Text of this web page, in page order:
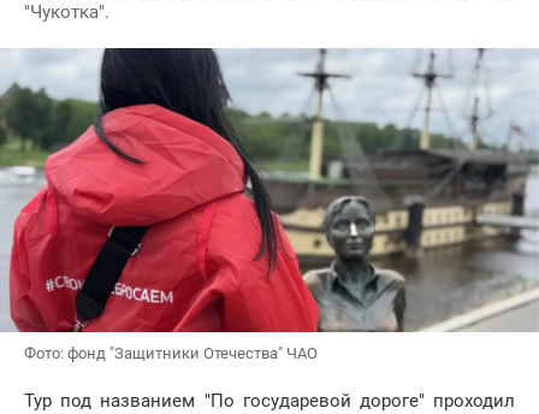
"Чукотка".
Фото: фонд "Защитники Отечества" ЧАО
Тур под названием "По государевой дороге" проходил